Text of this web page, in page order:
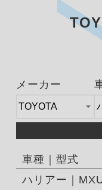
メーカー
車種｜型式
ハリアー｜